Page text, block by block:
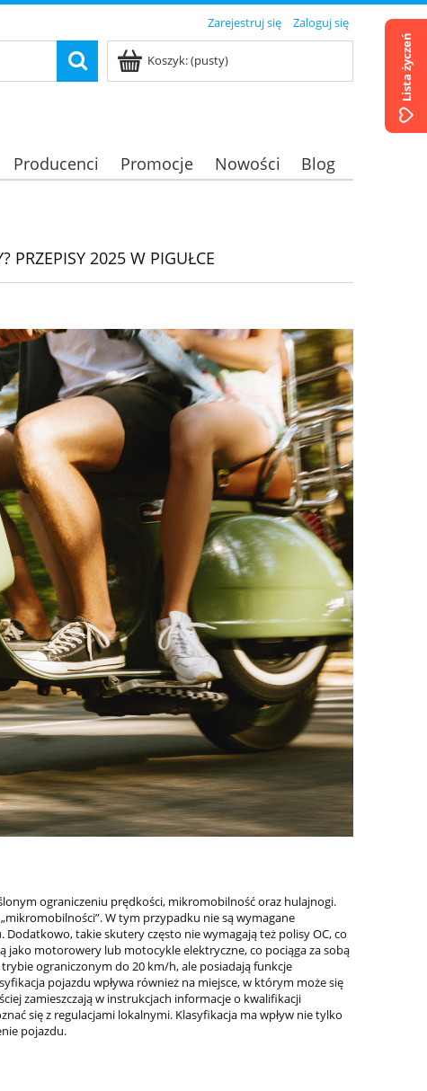
Zarejestruj się Zaloguj się
Koszyk:(pusty)
Producenci Promocje Nowości Blog
PRZEPISY 2025 W PIGUŁCE
ograniczeniu prędkości, mikromobilność oraz hulajnogi.
W tym przypadku nie są wymagane
takie skutery często nie wymagają też polisy OC, co
motorowery lub motocykle elektryczne, co pociąga za sobą
ograniczonym do 20 km/h, ale posiadają funkcje
pojazdu wpływa również na miejsce, w którym może się
zamieszczają w instrukcjach informacje o kwalifikacji
się z regulacjami lokalnymi. Klasyfikacja ma wpływ nie tylko
pojazdu.
Lista życzeń